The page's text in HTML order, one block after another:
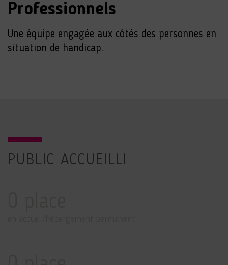
Professionnels
Une équipe engagée aux côtés des personnes en
situation de handicap.
PUBLIC ACCUEILLI